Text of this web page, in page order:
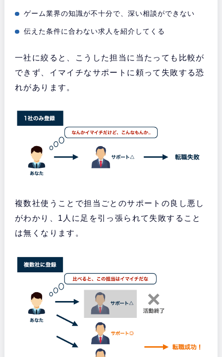
ゲーム業界の知識が不十分で、深い相談ができない
伝えた条件に合わない求人を紹介してくる
一社に絞ると、こうした担当に当たっても比較が
できず、イマイチなサポートに頼って失敗する恐
れがあります。
複数社使うことで担当ごとのサポートの良し悪し
がわかり、1人に足を引っ張られて失敗すること
は無くなります。